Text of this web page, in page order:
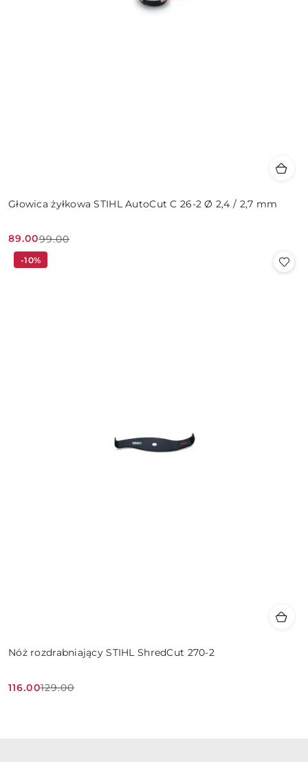
Głowica żyłkowa STIHL AutoCut C 26-2 Ø 2,4 / 2,7 mm
Cena
promocyjna:
89.00
Cena
przed
99.00
Nóż rozdrabniający STIHL ShredCut 270-2
Cena
116.00
Cena
129.00
-10%